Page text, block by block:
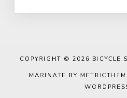
COPYRIGHT © 2026 BICYCLE
MARINATE BY